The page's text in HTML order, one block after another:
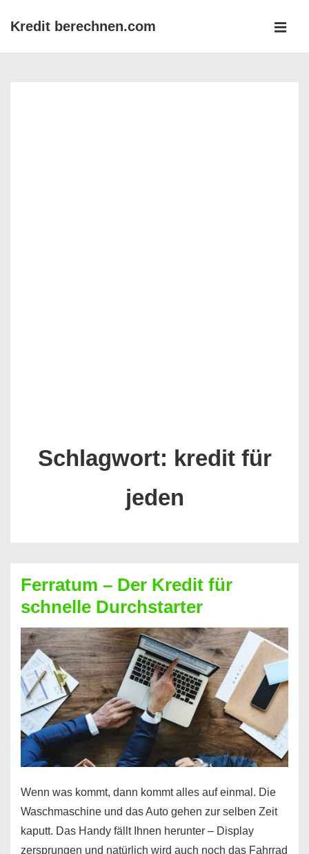
ZumKredit berechnen.com
Schlagwort: kredit für
jeden
Ferratum – Der Kredit für
schnelle Durchstarter
Wenn was kommt, dann kommt alles auf einmal. Die
Waschmaschine und das Auto gehen zur selben Zeit
kaputt. Das Handy fällt Ihnen herunter – Display
zersprungen und natürlich wird auch noch das Fahrrad